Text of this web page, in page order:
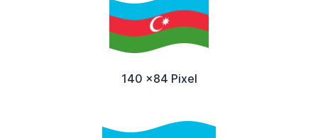
140 x84 Pixel